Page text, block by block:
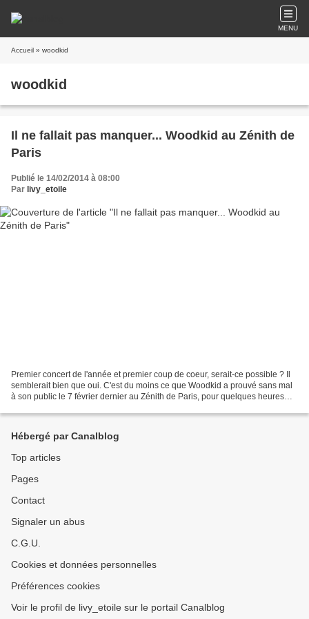
MENU
Accueil » woodkid
woodkid
Il ne fallait pas manquer... Woodkid au Zénith de
Paris
Publié le 14/02/2014 à 08:00
Par livy_etoile
Premier concert de l'année et premier coup de coeur, serait-ce possible ? Il
semblerait bien que oui. C'est du moins ce que Woodkid a prouvé sans mal
à son public le 7 février dernier au Zénith de Paris, pour quelques heures
Hébergé par Canalblog
Top articles
Pages
Contact
Signaler un abus
C.G.U.
Cookies et données personnelles
Préférences cookies
Voir le profil de livy_etoile sur le portail Canalblog